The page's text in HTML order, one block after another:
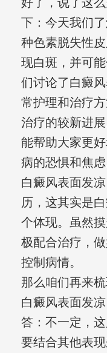
下：今天我们
种色素脱失性
现白斑，并可
们讨论了白癜
常护理和治疗
治疗的较新进
能帮助大家更
病的恐惧和焦虑
白癜风表面发
历，这其实是
个体现。虽然
极配合治疗，
控制病情。
那么咱们再来
白癜风表面发
答：不一定，
要结合其他表现